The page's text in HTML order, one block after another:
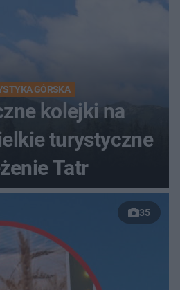
GÓRSKA
kolejki na
turystyczne
Tatr
35